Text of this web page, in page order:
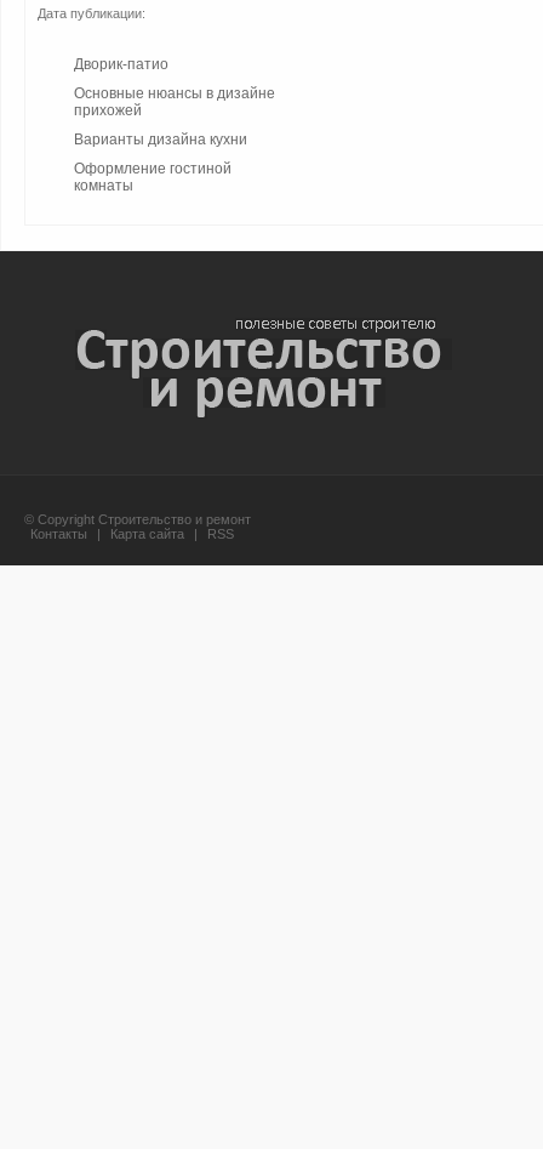
Дата публикации:
Дворик-патио
Основные нюансы в дизайне
прихожей
Варианты дизайна кухни
Оформление гостиной
комнаты
© Copyright Строительство и ремонт
Контакты
| Карта сайта | RSS